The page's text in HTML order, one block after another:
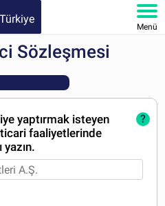
Türkiye
Menü
Sözleşmesi
yaptırmak isteyen
faaliyetlerinde
yazın.
?